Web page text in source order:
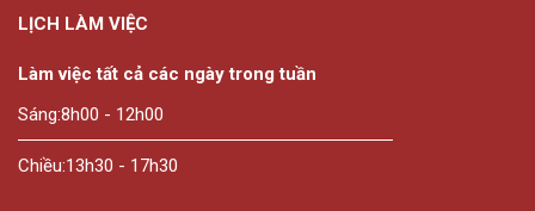
LỊCH LÀM VIỆC
Làm việc tất cả các ngày trong tuần
Sáng:8h00 - 12h00
Chiều:13h30 - 17h30